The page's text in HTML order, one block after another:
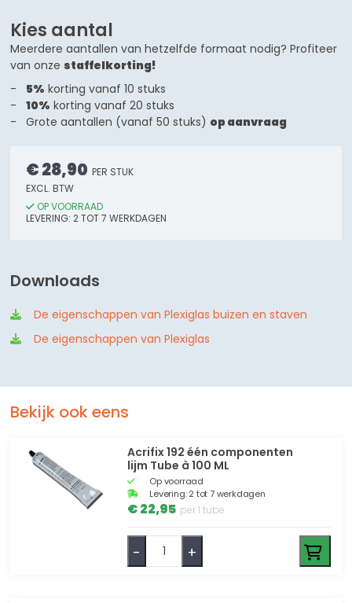
Kies aantal
Meerdere aantallen van hetzelfde formaat nodig? Profiteer
van onzestaffelkorting!
5% korting vanaf 10 stuks
10% korting vanaf 20 stuks
Grote aantallen (vanaf 50 stuks) op aanvraag
€ 28,90 PER STUK
EXCL. BTW
OP VOORRAAD
LEVERING: 2TOT 7 WERKDAGEN
Downloads
De eigenschappen van Plexiglas buizen en staven
De eigenschappen van Plexiglas
Bekijk ook eens
Acrifix 192 één componenten
lijm Tube à 100 ML
Op voorraad
Levering: 2 tot 7 werkdagen
€ 22,95 per 1 tube
- +